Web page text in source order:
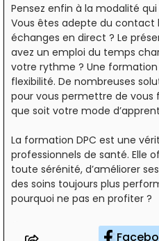
Pensez enfin à la modalité
Vous êtes adepte du contact
échanges en direct ? Le
avez un emploi du temps
votre rythme ? Une
flexibilité. De nombreuses
pour vous permettre de
que soit votre mode
La formation DPC est une
professionnels de santé. Elle
toute sérénité, d’améliorer
des soins toujours plus
pourquoi ne pas en profiter ?